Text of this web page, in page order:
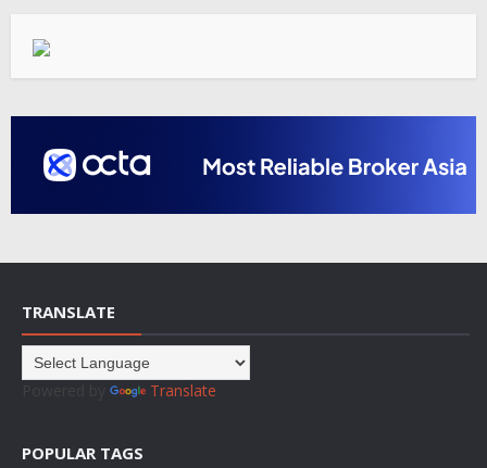
TRANSLATE
Translate
POPULAR TAGS